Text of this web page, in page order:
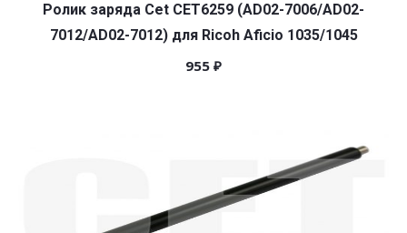
Ролик заряда Cet CET6259 (AD02-7006/AD02-
7012/AD02-7012) для Ricoh Aficio 1035/1045
955 ₽